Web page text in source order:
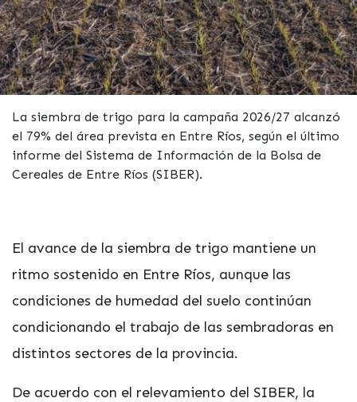
La siembra de trigo para la campaña 2026/27 alcanzó
el 79% del área prevista en Entre Ríos, según el último
informe del Sistema de Información de la Bolsa de
Cereales de Entre Ríos (SIBER).
El avance de la siembra de trigo mantiene un
ritmo sostenido en Entre Ríos, aunque las
condiciones de humedad del suelo continúan
condicionando el trabajo de las sembradoras en
distintos sectores de la provincia.
De acuerdo con el relevamiento del SIBER, la